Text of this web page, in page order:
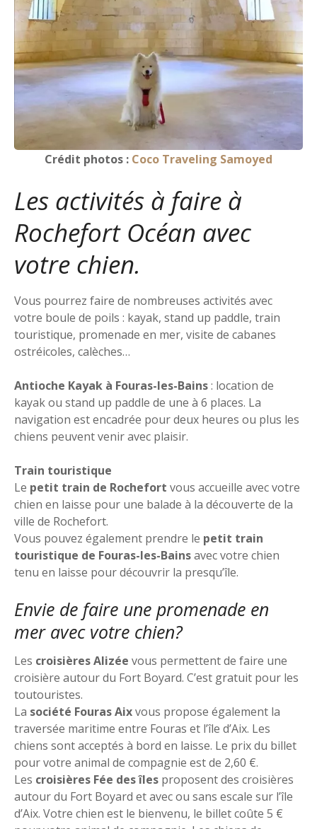
Crédit photos : Coco Traveling Samoyed
Les activités à faire à
Rochefort Océan avec
votre chien.
Vous pourrez faire de nombreuses activités avec
votre boule de poils : kayak, stand up paddle, train
touristique, promenade en mer, visite de cabanes
ostréicoles, calèches…
Antioche Kayak à Fouras-les-Bains: location de
kayak ou stand up paddle de une à 6 places. La
navigation est encadrée pour deux heures ou plus les
chiens peuvent venir avec plaisir.
Train touristique
Le petit train de Rochefort vous accueille avec votre
chien en laisse pour une balade à la découverte de la
ville de Rochefort.
Vous pouvez également prendre le petit train
touristique de Fouras-les-Bainsavec votre chien
tenu en laisse pour découvrir la presqu’île.
Envie de faire une promenade en
mer avec votre chien?
Les croisières Alizée vous permettent de faire une
croisière autour du Fort Boyard. C’est gratuit pour les
toutouristes.
La société Fouras Aixvous propose également la
traversée maritime entre Fouras et l’île d’Aix. Les
chiens sont acceptés à bord en laisse. Le prix du billet
pour votre animal de compagnie est de 2,60 €.
Les croisières Fée des îles proposent des croisières
autour du Fort Boyard et avec ou sans escale sur l’île
d’Aix. Votre chien est le bienvenu, le billet coûte 5 €